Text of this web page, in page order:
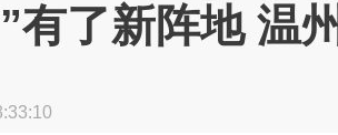
有了新阵地 温